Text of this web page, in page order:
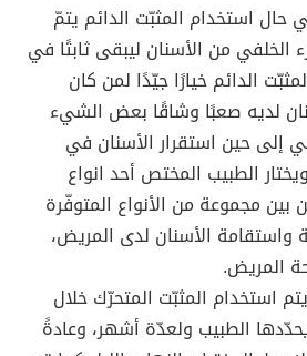
حال استخدام المثبّت الدائم يتمّ
من الأسنان ليبقى ثابتًا في
الدائم خيارًا جيّدًا لمن كان
لديه صعبًا وشاقًا بعض الشيء
إلى حين استقرار الأسنان في
الطبيب المختص أحد انواع
بين مجموعة من الأنواع المتوفّرة
واستقامة الأسنان لدى المريض،
المريض.
يتم استخدام المثبّت المتحرّك خلال
الطبيب ولعدّة أشهر، وعادةً